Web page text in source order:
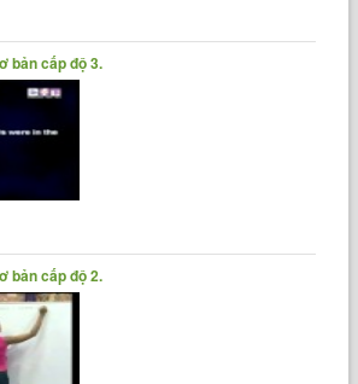
bản cấp độ 3.
bản cấp độ 2.